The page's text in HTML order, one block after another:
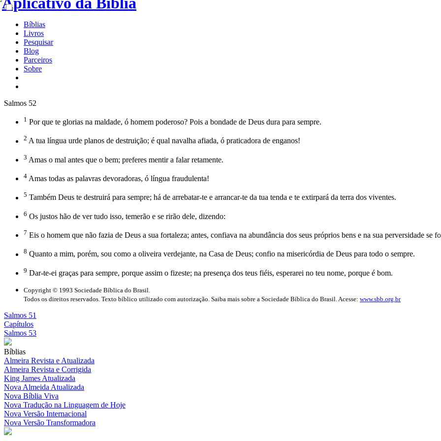
Bíblias
Livros
Pesquisar
Blog
Parceiros
Sobre
Salmos 52
1 Por que te glorias na maldade, ó homem poderoso? Pois a bondade de Deus dura para sempre.
2 A tua língua urde planos de destruição; é qual navalha afiada, ó praticadora de enganos!
3 Amas o mal antes que o bem; preferes mentir a falar retamente.
4 Amas todas as palavras devoradoras, ó língua fraudulenta!
5 Também Deus te destruirá para sempre; há de arrebatar-te e arrancar-te da tua tenda e te extirpará da terra dos viventes.
6 Os justos hão de ver tudo isso, temerão e se rirão dele, dizendo:
7 Eis o homem que não fazia de Deus a sua fortaleza; antes, confiava na abundância dos seus próprios bens e na sua perversidade se
8 Quanto a mim, porém, sou como a oliveira verdejante, na Casa de Deus; confio na misericórdia de Deus para todo o sempre.
9 Dar-te-ei graças para sempre, porque assim o fizeste; na presença dos teus fiéis, esperarei no teu nome, porque é bom.
Copyright © 1993 Sociedade Bíblica do Brasil.
Todos os direitos reservados. Texto bíblico utilizado com autorização. Saiba mais sobre a Sociedade Bíblica do Brasil. Acesse: www.sbb.org.br
Salmos 51
Capítulos
Salmos 53
Bíblias
Almeira Revista e Atualizada
Almeira Revista e Corrigida
King James Atualizada
Nova Almeida Atualizada
Nova Bíblia Viva
Nova Tradução na Linguagem de Hoje
Nova Versão Internacional
Nova Versão Transformadora